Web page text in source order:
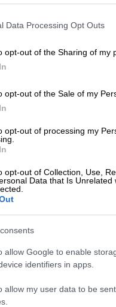
Data Processing Opt Outs
opt-out of the Sharing of my
opt-out of the Sale of my
opt-out of processing my
opt-out of Collection, Use,
Data that Is
allow Google to enable
identifiers in apps.
allow my user data to be
μπορεί
επί του
κυριότητα ή
μόνο ένα
οχήματα σε
επιδοτείται ένα
-
και να μην
οι δικαιούχοι με
35.000 για τον έγγαμο